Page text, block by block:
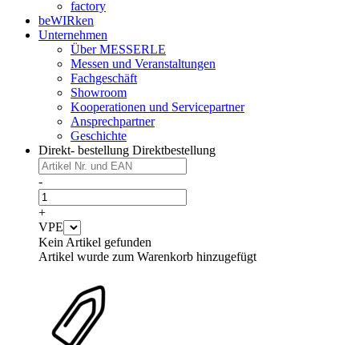
factory
beWIRken
Unternehmen
Über MESSERLE
Messen und Veranstaltungen
Fachgeschäft
Showroom
Kooperationen und Servicepartner
Ansprechpartner
Geschichte
Direkt- bestellung Direktbestellung
-
+
VPE
Kein Artikel gefunden
Artikel wurde zum Warenkorb hinzugefügt